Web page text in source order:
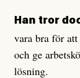
Han tror
vara bra för
och ge
lösning.